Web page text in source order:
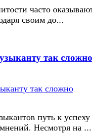
часто
своим до...
так сложно
путь к успеху
Несмотря на ...